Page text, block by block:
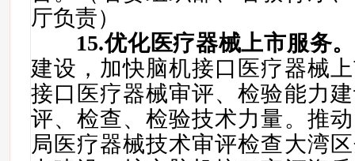
厅负责）
15.优化医疗器械上市服务。
建设，加快脑机接口医疗器械
接口医疗器械审评、检验能力
评、检查、检验技术力量。推
局医疗器械技术审评检查大湾